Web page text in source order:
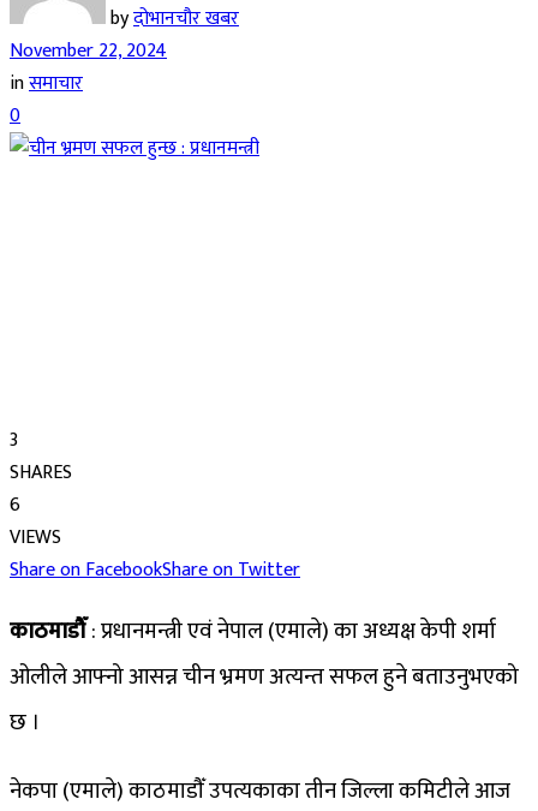
byदोभानचौर खबर
November 22, 2024
inसमाचार
0
3
SHARES
6
VIEWS
Share on FacebookShare on Twitter
काठमाडौँ: प्रधानमन्त्री एवं नेपाल (एमाले) का अध्यक्ष केपी शर्मा
ओलीले आफ्नो आसन्न चीन भ्रमण अत्यन्त सफल हुने बताउनुभएको
छ ।
नेकपा (एमाले) काठमाडौँ उपत्यकाका तीन जिल्ला कमिटीले आज